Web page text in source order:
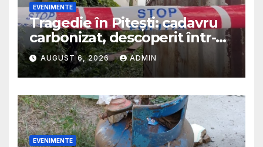
EVENIMENTE
Tragedie în Pitești: cadavru
carbonizat, descoperit într-o
casă abandonată
AUGUST 6, 2026 ADMIN
EVENIMENTE